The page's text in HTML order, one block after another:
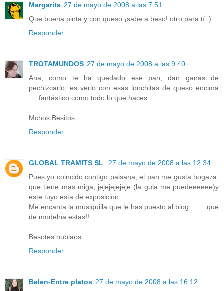
Margarita 27 de mayo de 2008 a las 7:51
Que buena pinta y con queso ¡sabe a beso! otro para tí :)
Responder
TROTAMUNDOS 27 de mayo de 2008 a las 9:40
Ana, como te ha quedado ese pan, dan ganas de
pechizcarlo, es verlo con esas lonchitas de queso encima
..., fantástico como todo lo que haces.
Mchos Besitos.
Responder
GLOBAL TRAMITS SL
27 de mayo de 2008 a las 12:34
Pues yo coincido contigo paisana, el pan me gusta hogaza,
que tiene mas miga, jejejejejeje (la gula me puedeeeeee)y
este tuyo esta de exposicion.
Me encanta la musiquilla que le has puesto al blog........ que
de modelna estas!!
Besotes nublaos.
Responder
Belen-Entre platos 27 de mayo de 2008 a las 16:12